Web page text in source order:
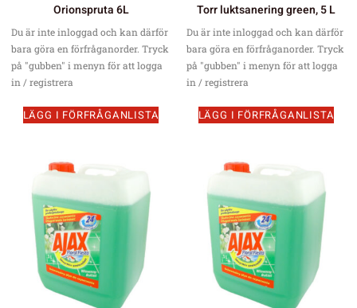
Orionspruta 6L
Du är inte inloggad och kan därför
bara göra en förfråganorder. Tryck
på "gubben" i menyn för att logga
in / registrera
LÄGG I FÖRFRÅGANLISTA
Torr luktsanering green, 5 L
Du är inte inloggad och kan därför
bara göra en förfråganorder. Tryck
på "gubben" i menyn för att logga
in / registrera
LÄGG I FÖRFRÅGANLISTA